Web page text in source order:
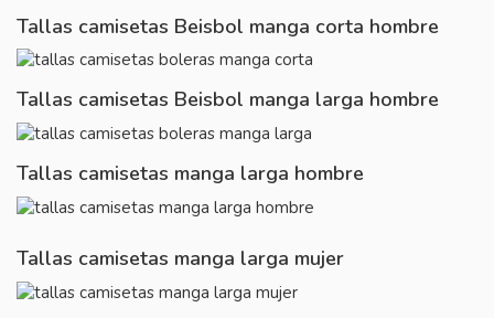
Tallas camisetas Beisbol manga corta hombre
Tallas camisetas Beisbol manga larga hombre
Tallas camisetas manga larga hombre
Tallas camisetas manga larga mujer